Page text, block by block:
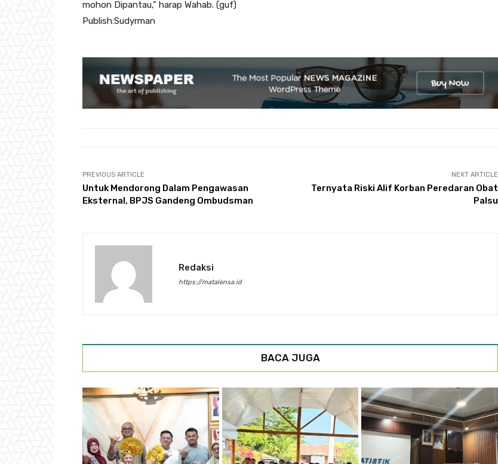
mohon Dipantau,” harap Wahab. (guf)
Publish:Sudyrman
PREVIOUS ARTICLE
Untuk Mendorong Dalam Pengawasan
Eksternal, BPJS Gandeng Ombudsman
NEXT ARTICLE
Ternyata Riski Alif Korban Peredaran Obat
Palsu
Redaksi
https://matalensa.id
BACA JUGA